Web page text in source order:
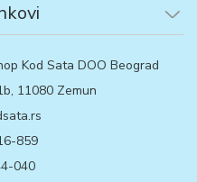
Kod Sata DOO Beograd
11080 Zemun
859
040